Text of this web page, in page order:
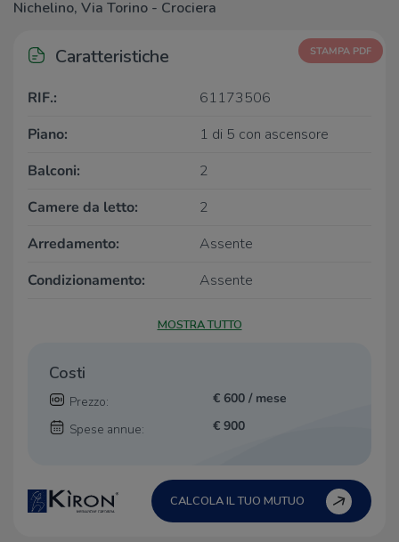
Nichelino, Via Torino - Crociera
Caratteristiche STAMPA PDF
RIF.:
61173506
Piano:
1 di 5 con ascensore
Balconi:
2
Camere da letto:
2
Arredamento:
Assente
Condizionamento:
Assente
MOSTRA TUTTO
Costi
Prezzo:
€ 600 / mese
Spese annue:
€ 900
CALCOLA IL TUO MUTUO